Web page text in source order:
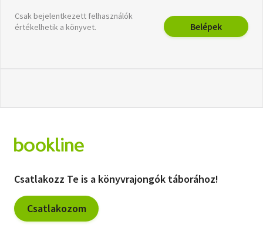
Csak bejelentkezett felhasználók
értékelhetik a könyvet.
Belépek
Csatlakozz Te is a könyvrajongók táborához!
Csatlakozom